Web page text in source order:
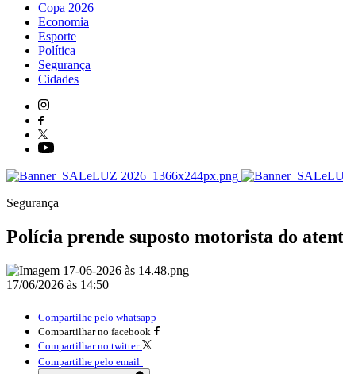
Copa 2026
Economia
Esporte
Política
Segurança
Cidades
Segurança
Polícia prende suposto motorista do
17/06/2026 às 14:50
Compartilhe pelo whatsapp
Compartilhar no facebook
Compartilhar no twitter
Compartilhe pelo email